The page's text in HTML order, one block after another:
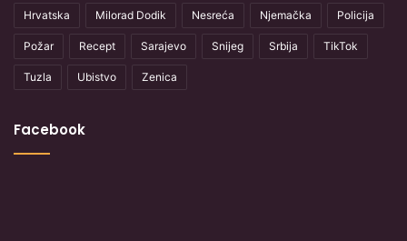
Hrvatska Milorad Dodik Nesreća Njemačka Policija
Požar Recept Sarajevo Snijeg Srbija TikTok
Tuzla Ubistvo Zenica
Facebook